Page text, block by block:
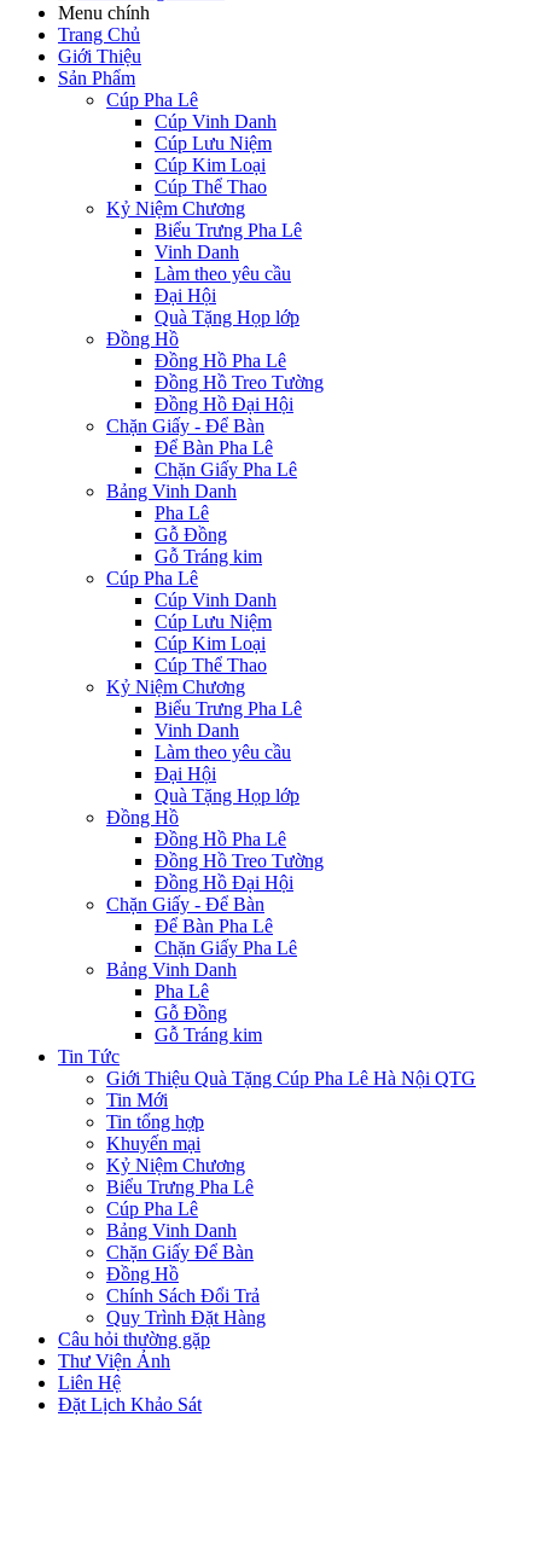
Menu chính
Trang Chủ
Giới Thiệu
Sản Phẩm
Cúp Pha Lê
Cúp Vinh Danh
Cúp Lưu Niệm
Cúp Kim Loại
Cúp Thể Thao
Kỷ Niệm Chương
Biểu Trưng Pha Lê
Vinh Danh
Làm theo yêu cầu
Đại Hội
Quà Tặng Họp lớp
Đồng Hồ
Đồng Hồ Pha Lê
Đồng Hồ Treo Tường
Đồng Hồ Đại Hội
Chặn Giấy - Để Bàn
Để Bàn Pha Lê
Chặn Giấy Pha Lê
Bảng Vinh Danh
Pha Lê
Gỗ Đồng
Gỗ Tráng kim
Cúp Pha Lê
Cúp Vinh Danh
Cúp Lưu Niệm
Cúp Kim Loại
Cúp Thể Thao
Kỷ Niệm Chương
Biểu Trưng Pha Lê
Vinh Danh
Làm theo yêu cầu
Đại Hội
Quà Tặng Họp lớp
Đồng Hồ
Đồng Hồ Pha Lê
Đồng Hồ Treo Tường
Đồng Hồ Đại Hội
Chặn Giấy - Để Bàn
Để Bàn Pha Lê
Chặn Giấy Pha Lê
Bảng Vinh Danh
Pha Lê
Gỗ Đồng
Gỗ Tráng kim
Tin Tức
Giới Thiệu Quà Tặng Cúp Pha Lê Hà Nội QTG
Tin Mới
Tin tổng hợp
Khuyến mại
Kỷ Niệm Chương
Biểu Trưng Pha Lê
Cúp Pha Lê
Bảng Vinh Danh
Chặn Giấy Để Bàn
Đồng Hồ
Chính Sách Đổi Trả
Quy Trình Đặt Hàng
Câu hỏi thường gặp
Thư Viện Ảnh
Liên Hệ
Đặt Lịch Khảo Sát